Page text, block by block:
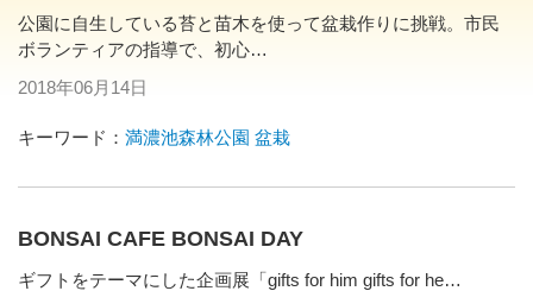
公園に自生している苔と苗木を使って盆栽作りに挑戦。市民
ボランティアの指導で、初心…
2018年06月14日
キーワード： 満濃池森林公園 盆栽
BONSAI CAFE BONSAI DAY
ギフトをテーマにした企画展「gifts for him gifts for he…